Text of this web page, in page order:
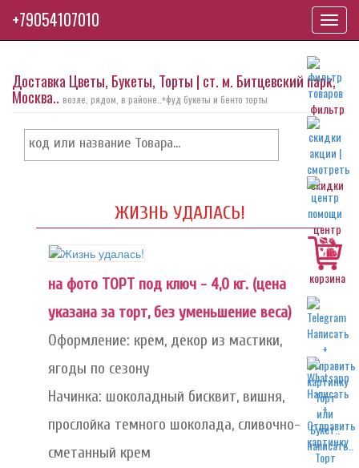
фильтр
скидки
центр
корзина
написать..
Доставка Цветы, Букеты, Торты | ст. м. Битцевский парк,
Москва.. возле, рядом, в районе..+фуд букеты и бенто торты
ЖИЗНЬ УДАЛАСЬ!
на фото ТОРТ под ключ - 4,0 кг. (цена
указана за торт, без уменьшение веса)
Оформление: крем, декор из мастики,
ягоды по сезону
Начинка: шоколадный бисквит, вишня,
прослойка темного шоколада, сливочно-
сметанный крем
+79054107010